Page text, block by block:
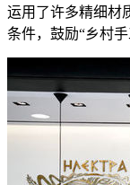
运用了许多精细材
条件，鼓励“乡村手